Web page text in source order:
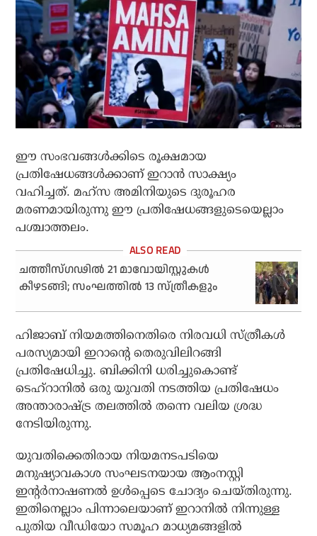
ഈ സംഭവങ്ങള്‍ക്കിടെ രൂക്ഷമായ
പ്രതിഷേധങ്ങള്‍ക്കാണ് ഇറാന്‍ സാക്ഷ്യം
വഹിച്ചത്. മഹ്‌സ അമിനിയുടെ ദുരൂഹര
മരണമായിരുന്നു ഈ പ്രതിഷേധങ്ങളുടെയെല്ലാം
പശ്ചാത്തലം.
ചത്തീസ്ഗഢില്‍ 21 മാവോയിസ്റ്റുകള്‍
കീഴടങ്ങി; സംഘത്തില്‍ 13 സ്ത്രീകളും
ഹിജാബ് നിയമത്തിനെതിരെ നിരവധി സ്ത്രീകള്‍
പരസ്യമായി ഇറാന്റെ തെരുവിലിറങ്ങി
പ്രതിഷേധിച്ചു. ബിക്കിനി ധരിച്ചുകൊണ്ട്
ടെഹ്‌റാനില്‍ ഒരു യുവതി നടത്തിയ പ്രതിഷേധം
അന്താരാഷ്ട്ര തലത്തില്‍ തന്നെ വലിയ ശ്രദ്ധ
നേടിയിരുന്നു.
യുവതിക്കെതിരായ നിയമനടപടിയെ
മനുഷ്യാവകാശ സംഘടനയായ ആംനസ്റ്റി
ഇന്റര്‍നാഷണല്‍ ഉള്‍പ്പെടെ ചോദ്യം ചെയ്തിരുന്നു.
ഇതിനെല്ലാം പിന്നാലെയാണ് ഇറാനില്‍ നിന്നുള്ള
പുതിയ വീഡിയോ സമൂഹ മാധ്യമങ്ങളില്‍